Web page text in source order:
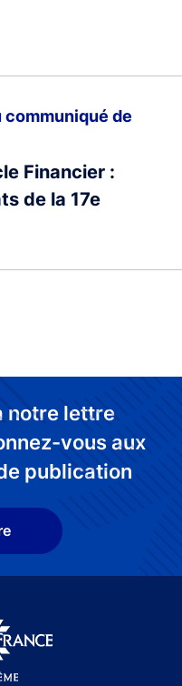
de
Financier :
de la 17e
notre lettre
vous aux
publication